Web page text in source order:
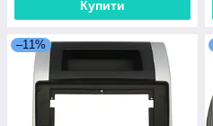
Купити
–11%